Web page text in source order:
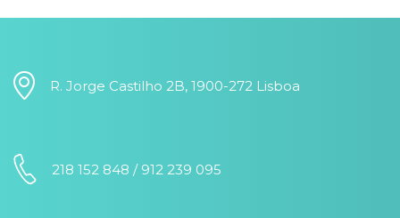
R. Jorge Castilho 2B, 1900-272 Lisboa
218 152 848 / 912 239 095